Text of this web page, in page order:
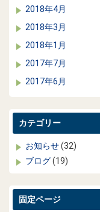
2018年4月
2018年3月
2018年1月
2017年7月
2017年6月
カテゴリー
お知らせ(32)
ブログ(19)
固定ページ